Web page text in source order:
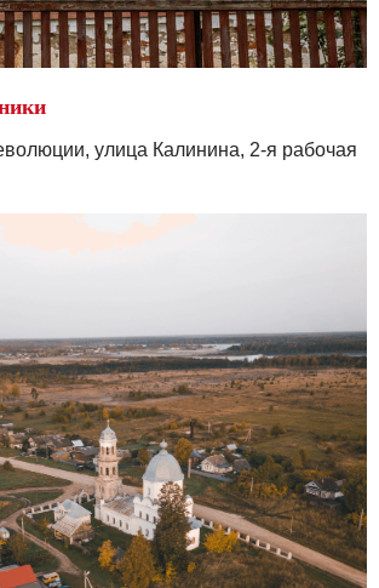
улица Калинина, 2-я рабочая